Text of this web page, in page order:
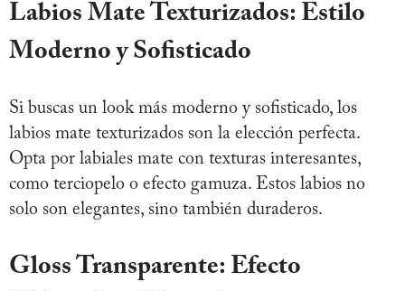
Labios Mate Texturizados: Estilo
Moderno y Sofisticado
Si buscas un look más moderno y sofisticado, los
labios mate texturizados son la elección perfecta.
Opta por labiales mate con texturas interesantes,
como terciopelo o efecto gamuza. Estos labios no
solo son elegantes, sino también duraderos.
Gloss Transparente: Efecto